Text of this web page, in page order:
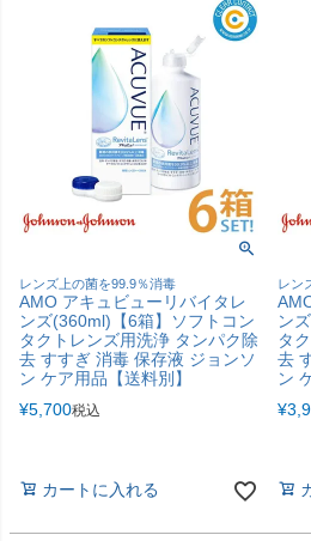
レンズ上の菌を99.9％消毒
AMO アキュビューリバイタレ
ンズ(360ml)【6箱】ソフトコン
タクトレンズ用洗浄 タンパク除
去 すすぎ 消毒 保存液 ジョンソ
ン ケア用品【送料別】
¥5,700税込
カートに入れる
レン
ン
タ
去
ン
¥